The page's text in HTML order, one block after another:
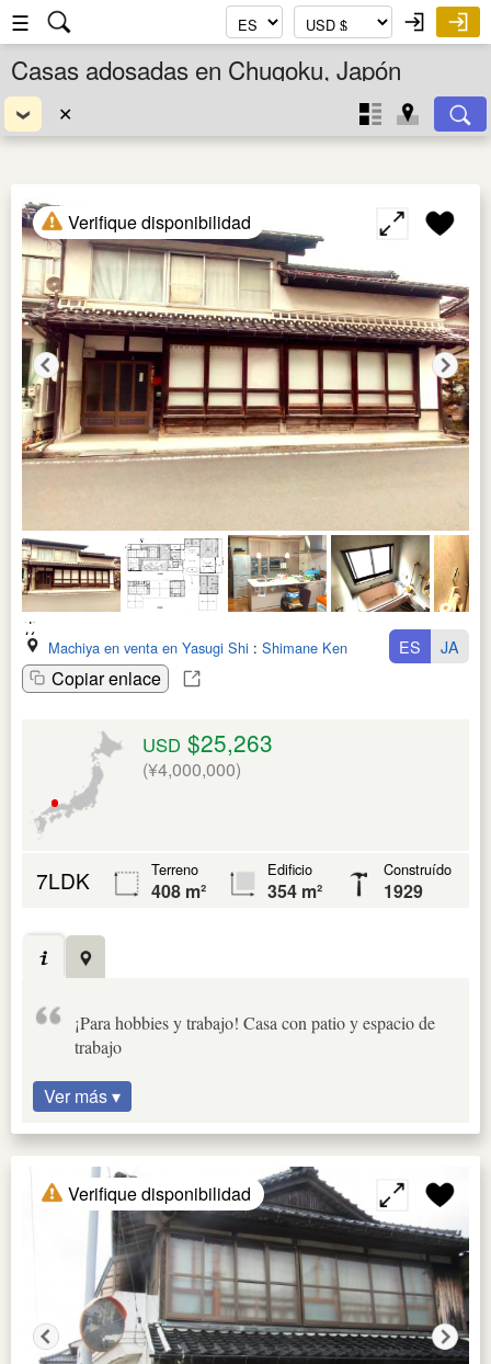
☰
Casas adosadas en Chugoku, Japón
✕
Verifique disponibilidad
Machiya en venta en Yasugi Shi : Shimane Ken
Copiar enlace
ES JA
USD $25,263
(¥4,000,000)
7LDK Terreno
408 m²
Edificio
354 m²
Construído
1929
¡Para hobbies y trabajo! Casa con patio y espacio de
trabajo
Ver más ▾
Verifique disponibilidad